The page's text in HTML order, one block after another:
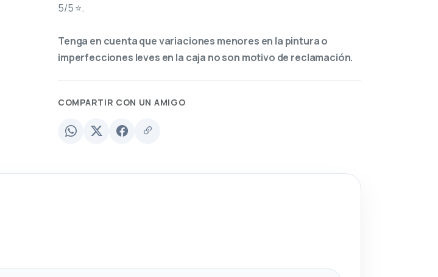
5/5 ⭐.
Tenga en cuenta que variaciones menores en la pintura o
imperfecciones leves en la caja no son motivo de reclamación.
COMPARTIR CON UN AMIGO